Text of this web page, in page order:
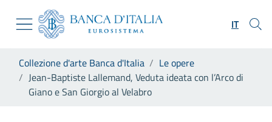
Skip to Main Content
Vai al sito istituzionale
Vai al menu di navigazione
Vai alla ricerca
Vai al footer
IT
Collezione d'arte Banca d'Italia
Le opere
Jean-Baptiste Lallemand, Veduta ideata con l’Arco di
Giano e San Giorgio al Velabro